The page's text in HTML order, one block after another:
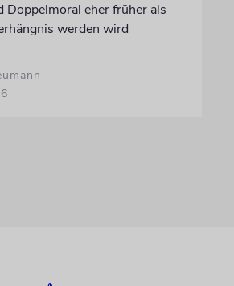
Doppelmoral eher früher als
werden wird